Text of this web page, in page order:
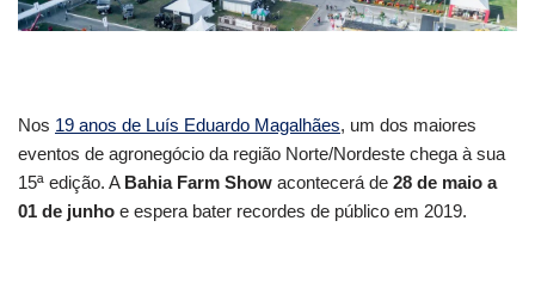
Nos 19 anos de Luís Eduardo Magalhães, um dos maiores
eventos de agronegócio da região Norte/Nordeste chega à sua
15ª edição. A Bahia Farm Show acontecerá de 28 de maio a
01 de junho e espera bater recordes de público em 2019.